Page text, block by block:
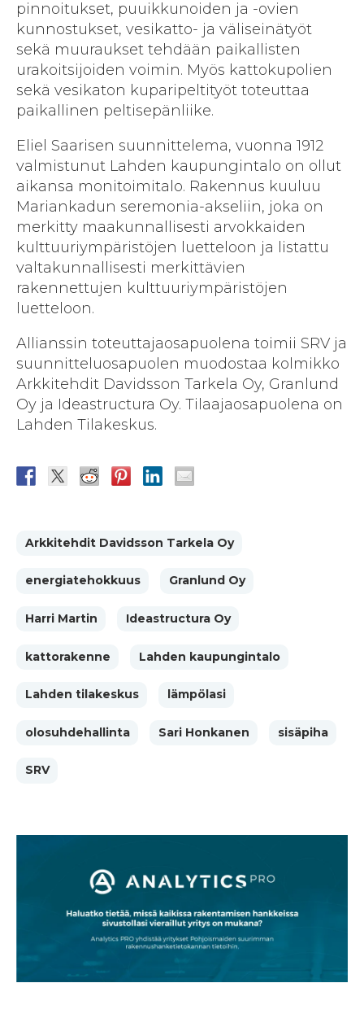
pinnoitukset, puuikkunoiden ja -ovien
kunnostukset, vesikatto- ja väliseinätyöt
sekä muuraukset tehdään paikallisten
urakoitsijoiden voimin. Myös kattokupolien
sekä vesikaton kuparipeltityöt toteuttaa
paikallinen peltisepänliike.
Eliel Saarisen suunnittelema, vuonna 1912
valmistunut Lahden kaupungintalo on ollut
aikansa monitoimitalo. Rakennus kuuluu
Mariankadun seremonia-akseliin, joka on
merkitty maakunnallisesti arvokkaiden
kulttuuriympäristöjen luetteloon ja listattu
valtakunnallisesti merkittävien
rakennettujen kulttuuriympäristöjen
luetteloon.
Allianssin toteuttajaosapuolena toimii SRV ja
suunnitteluosapuolen muodostaa kolmikko
Arkkitehdit Davidsson Tarkela Oy, Granlund
Oy ja Ideastructura Oy. Tilaajaosapuolena on
Lahden Tilakeskus.
Arkkitehdit Davidsson Tarkela Oy
energiatehokkuus Granlund Oy
Harri Martin Ideastructura Oy
kattorakenne Lahden kaupungintalo
Lahden tilakeskus lämpölasi
olosuhdehallinta Sari Honkanen sisäpiha
SRV